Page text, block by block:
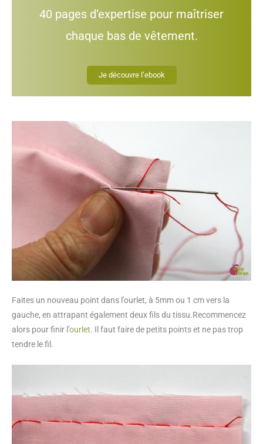
40 pages d’expertise pour maîtriser
chaque bas de vêtement.
Je découvre l’ebook
Faites un nouveau point dans l’ourlet, à 5mm ou 1 cm vers la
gauche, en attrapant également deux fils du tissu.Recommencez
alors pour finir l’ourlet. Il faut faire de petits points et ne pas trop
tendre le fil.